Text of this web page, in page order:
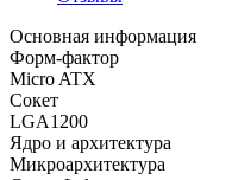
Основная информация
Форм-фактор
Micro ATX
Сокет
LGA1200
Ядро и архитектура
Микроархитектура